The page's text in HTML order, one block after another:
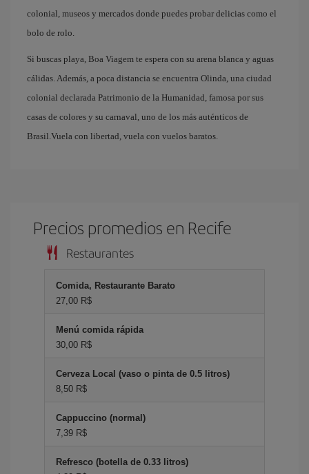
colonial, museos y mercados donde puedes probar delicias como el
bolo de rolo.
Si buscas playa, Boa Viagem te espera con su arena blanca y aguas
cálidas. Además, a poca distancia se encuentra Olinda, una ciudad
colonial declarada Patrimonio de la Humanidad, famosa por sus
casas de colores y su carnaval, uno de los más auténticos de
Brasil.Vuela con libertad, vuela con vuelos baratos.
Precios promedios en Recife
Restaurantes
Comida, Restaurante Barato
27,00 R$
Menú comida rápida
30,00 R$
Cerveza Local (vaso o pinta de 0.5 litros)
8,50 R$
Cappuccino (normal)
7,39 R$
Refresco (botella de 0.33 litros)